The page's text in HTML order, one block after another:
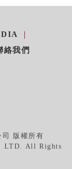
絡我們
版權所有
LTD. All Rights